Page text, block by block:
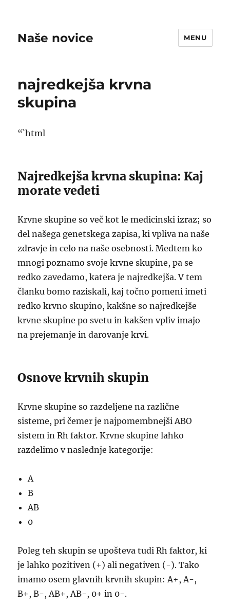
Naše novice MENU
najredkejša krvna
skupina
“`html
Najredkejša krvna skupina: Kaj
morate vedeti
Krvne skupine so več kot le medicinski izraz; so
del našega genetskega zapisa, ki vpliva na naše
zdravje in celo na naše osebnosti. Medtem ko
mnogi poznamo svoje krvne skupine, pa se
redko zavedamo, katera je najredkejša. V tem
članku bomo raziskali, kaj točno pomeni imeti
redko krvno skupino, kakšne so najredkejše
krvne skupine po svetu in kakšen vpliv imajo
na prejemanje in darovanje krvi.
Osnove krvnih skupin
Krvne skupine so razdeljene na različne
sisteme, pri čemer je najpomembnejši ABO
sistem in Rh faktor. Krvne skupine lahko
razdelimo v naslednje kategorije:
A
B
AB
0
Poleg teh skupin se upošteva tudi Rh faktor, ki
je lahko pozitiven (+) ali negativen (-). Tako
imamo osem glavnih krvnih skupin: A+, A-,
B+, B-, AB+, AB-, 0+ in 0-.